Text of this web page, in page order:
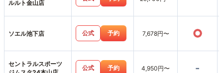
ルルト金山店
ソエル池下店 公式 予約 7,678円〜 ○
セントラルスポーツ
公式 予約 4,950円〜 -